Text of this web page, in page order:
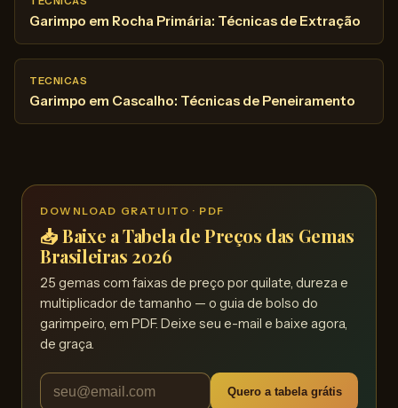
Garimpo em Rocha Primária: Técnicas de Extração
TECNICAS
Garimpo em Cascalho: Técnicas de Peneiramento
DOWNLOAD GRATUITO · PDF
📥 Baixe a Tabela de Preços das Gemas
Brasileiras 2026
25 gemas com faixas de preço por quilate, dureza e
multiplicador de tamanho — o guia de bolso do
garimpeiro, em PDF. Deixe seu e-mail e baixe agora,
de graça.
Quero a tabela grátis